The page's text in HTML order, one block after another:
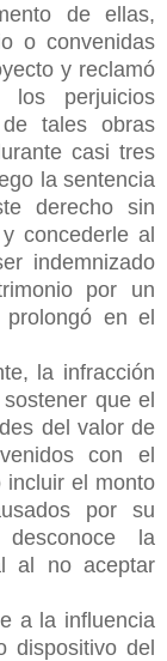
de ellas,
o convenidas
y reclamó
los perjuicios
tales obras
casi tres
la sentencia
derecho sin
concederle al
indemnizado
por un
prolongó en el
la infracción
que el
del valor de
con el
incluir el monto
por su
la
al no aceptar
a la influencia
dispositivo del